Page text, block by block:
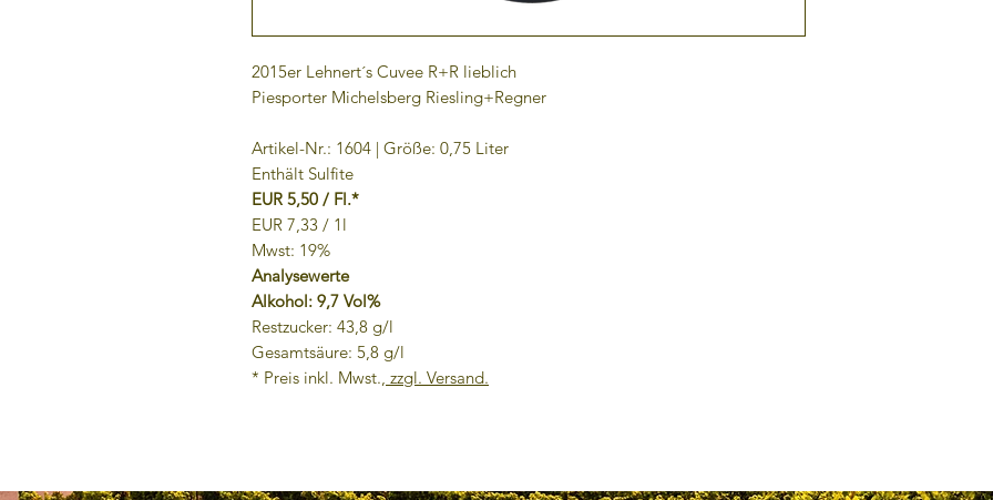
2015er Lehnert´s Cuvee R+R lieblich
Piesporter Michelsberg Riesling+Regner
Artikel-Nr.: 1604 | Größe: 0,75 Liter
Enthält Sulfite
EUR 5,50 / Fl.*
EUR 7,33 / 1l
Mwst: 19%
Analysewerte
Alkohol: 9,7 Vol%
Restzucker: 43,8 g/l
Gesamtsäure: 5,8 g/l
* Preis inkl. Mwst., zzgl. Versand.